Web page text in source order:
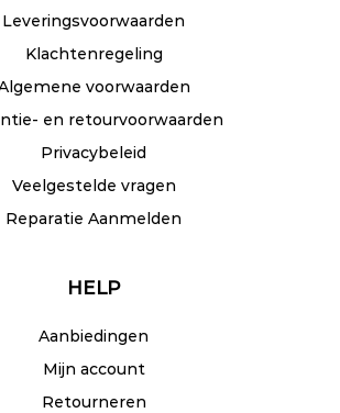
Leveringsvoorwaarden
Klachtenregeling
voorwaarden
en retourvoorwaarden
Privacybeleid
Veelgestelde vragen
Reparatie Aanmelden
HELP
Aanbiedingen
Mijn account
Retourneren